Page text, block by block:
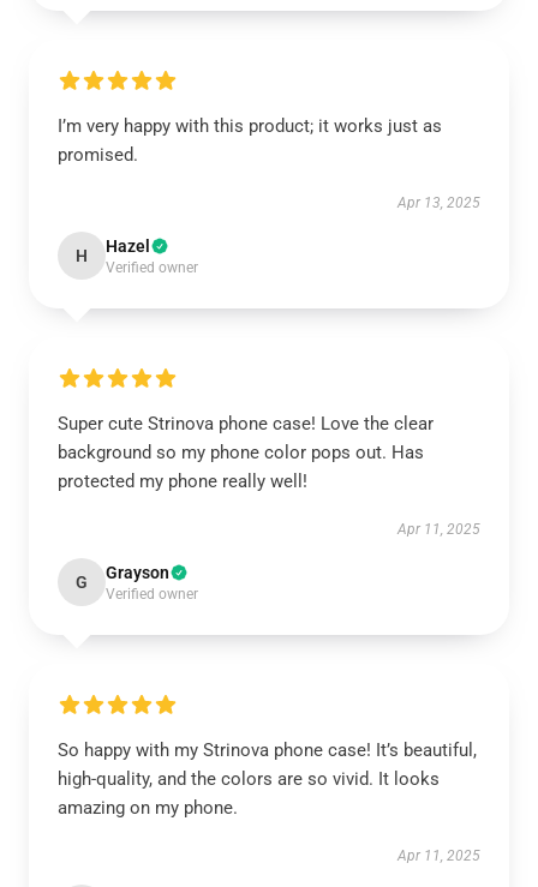
I’m very happy with this product; it works just as
promised.
Apr 13, 2025
H Hazel
Verified owner
Super cute Strinova phone case! Love the clear
background so my phone color pops out. Has
protected my phone really well!
Apr 11, 2025
G Grayson
Verified owner
So happy with my Strinova phone case! It’s beautiful,
high-quality, and the colors are so vivid. It looks
amazing on my phone.
Apr 11, 2025